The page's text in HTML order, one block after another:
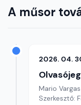
A műsor
2026. 04.
Mario
Szerkesztő: